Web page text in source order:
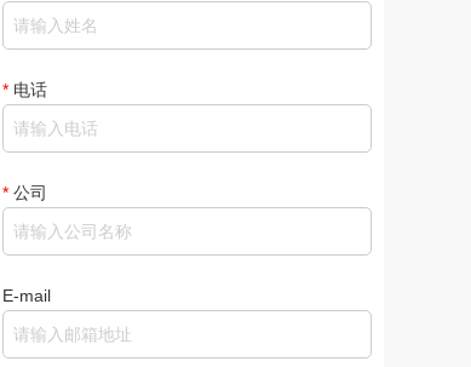
* 电话
* 公司
E-mail